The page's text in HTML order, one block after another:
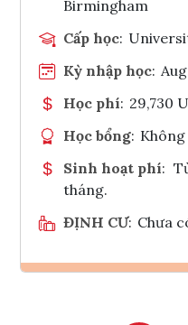
Birmingham
Cấp học:
Kỳ nhập học:
Học phí: 29,730
Học bổng: Không
Sinh hoạt phí:
tháng.
ĐỊNH CƯ: Chưa